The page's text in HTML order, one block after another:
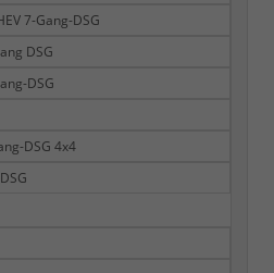
7-Gang-DSG
DSG
DSG
DSG 4x4